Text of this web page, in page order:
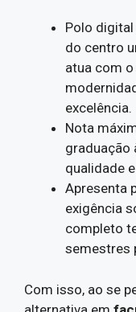
Polo
do centro
atua com
excelência.
Nota
graduação
qualidade
Apresenta
exigência
completo
semestres
Com isso, ao se